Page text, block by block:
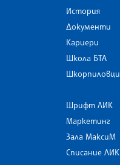
История
Документи
Кариери
Школа БТА
Шкорпиловци
Шрифт ЛИК
Маркетинг
Зала МаксиМ
Списание ЛИК